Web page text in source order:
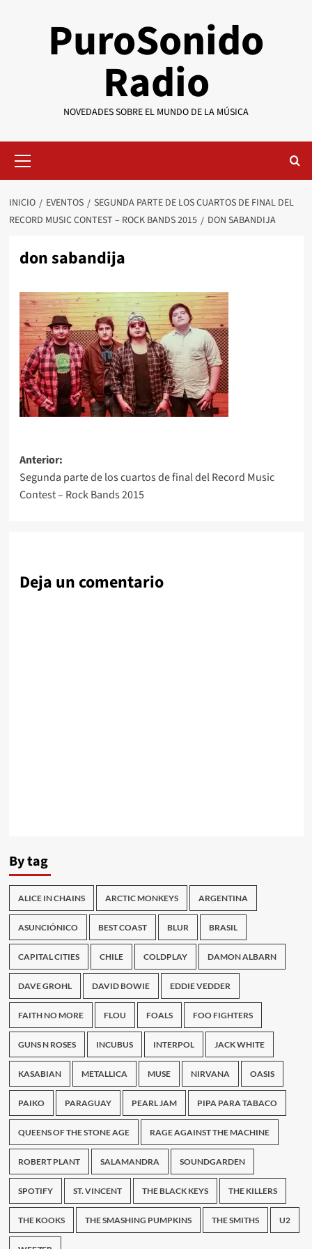
PuroSonido
Radio
NOVEDADES SOBRE EL MUNDO DE LA MÚSICA
primario
INICIO EVENTOS
SEGUNDA PARTE DE LOS CUARTOS DE FINAL DEL
RECORD MUSIC CONTEST – ROCK BANDS 2015
DON SABANDIJA
don sabandija
Navegación
de
entradas
Anterior:
Segunda parte de los cuartos de final del Record Music
Contest – Rock Bands 2015
Deja un comentario
By tag
ALICE IN CHAINS ARCTIC MONKEYS ARGENTINA
ASUNCIÓNICO BEST COAST BLUR BRASIL
CAPITAL CITIES CHILE COLDPLAY DAMON ALBARN
DAVE GROHL DAVID BOWIE EDDIE VEDDER
FAITH NO MORE FLOU FOALS FOO FIGHTERS
GUNS N ROSES INCUBUS INTERPOL JACK WHITE
KASABIAN METALLICA MUSE NIRVANA OASIS
PAIKO PARAGUAY PEARL JAM PIPA PARA TABACO
QUEENS OF THE STONE AGE RAGE AGAINST THE MACHINE
ROBERT PLANT SALAMANDRA SOUNDGARDEN
SPOTIFY ST. VINCENT THE BLACK KEYS THE KILLERS
THE KOOKS THE SMASHING PUMPKINS THE SMITHS U2